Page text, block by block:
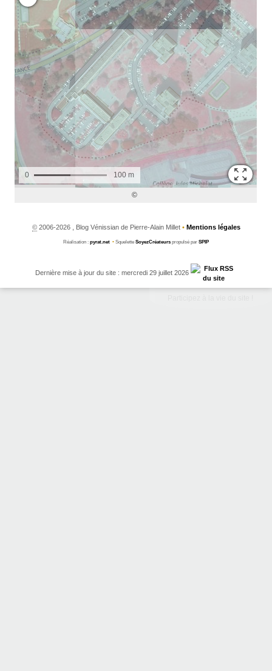
©2006-2026 , Blog Vénissian de Pierre-Alain Millet • Mentions légales
Réalisation : pyrat.net • Squelette SoyezCréateurs propulsé par SPIP
Dernière mise à jour du site : mercredi 29 juillet 2026